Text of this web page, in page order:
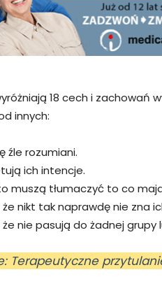
18 cech i zachowań
innych:
źle rozumiani.
ich intencje.
muszą tłumaczyć to co
że nikt tak naprawdę nie zna
że nie pasują do żadnej grupy
Terapeutyczne